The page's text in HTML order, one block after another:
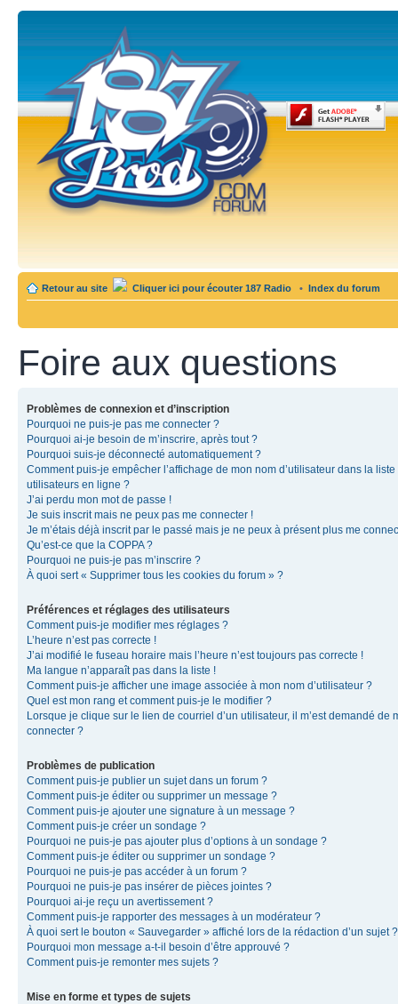
Retour au site Cliquer ici pour écouter 187 Radio • Index du forum
Foire aux questions
Problèmes de connexion et d’inscription
Pourquoi ne puis-je pas me connecter ?
Pourquoi ai-je besoin de m’inscrire, après tout ?
Pourquoi suis-je déconnecté automatiquement ?
Comment puis-je empêcher l’affichage de mon nom d’utilisateur dans la liste
utilisateurs en ligne ?
J’ai perdu mon mot de passe !
Je suis inscrit mais ne peux pas me connecter !
Je m’étais déjà inscrit par le passé mais je ne peux à présent plus me
Qu’est-ce que la COPPA ?
Pourquoi ne puis-je pas m’inscrire ?
À quoi sert « Supprimer tous les cookies du forum » ?
Préférences et réglages des utilisateurs
Comment puis-je modifier mes réglages ?
L’heure n’est pas correcte !
J’ai modifié le fuseau horaire mais l’heure n’est toujours pas correcte !
Ma langue n’apparaît pas dans la liste !
Comment puis-je afficher une image associée à mon nom d’utilisateur ?
Quel est mon rang et comment puis-je le modifier ?
Lorsque je clique sur le lien de courriel d’un utilisateur, il m’est demandé de
connecter ?
Problèmes de publication
Comment puis-je publier un sujet dans un forum ?
Comment puis-je éditer ou supprimer un message ?
Comment puis-je ajouter une signature à un message ?
Comment puis-je créer un sondage ?
Pourquoi ne puis-je pas ajouter plus d’options à un sondage ?
Comment puis-je éditer ou supprimer un sondage ?
Pourquoi ne puis-je pas accéder à un forum ?
Pourquoi ne puis-je pas insérer de pièces jointes ?
Pourquoi ai-je reçu un avertissement ?
Comment puis-je rapporter des messages à un modérateur ?
À quoi sert le bouton « Sauvegarder » affiché lors de la rédaction d’un sujet ?
Pourquoi mon message a-t-il besoin d’être approuvé ?
Comment puis-je remonter mes sujets ?
Mise en forme et types de sujets